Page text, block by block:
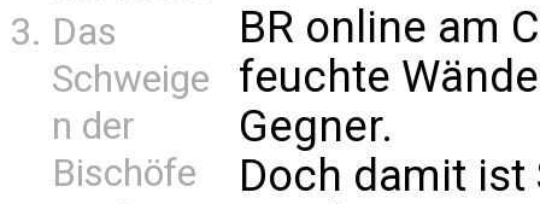
Das
Schweige
n der
Bischöfe
BR online am
feuchte
Gegner.
Doch damit